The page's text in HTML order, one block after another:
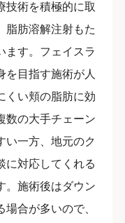
技術を積極的に取
脂肪溶解注射もた
ます。フェイスラ
を目指す施術が人
くい頬の脂肪に効
数の大手チェーン
い一方、地元のク
に対応してくれる
。施術後はダウン
合が多いので、